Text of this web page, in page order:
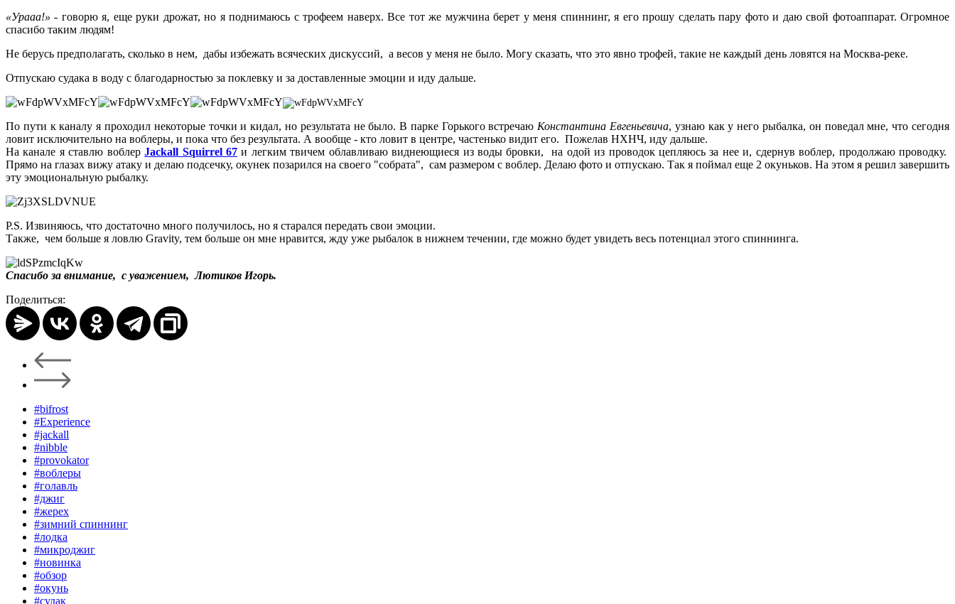
«Урааа!» - говорю я, еще руки дрожат, но я поднимаюсь с трофеем наверх. Все тот же мужчина берет у меня спиннинг, я его прошу сделать пару фото и даю свой фотоаппарат. Огромное
спасибо таким людям!
Не берусь предполагать, сколько в нем, дабы избежать всяческих дискуссий, а весов у меня не было. Могу сказать, что это явно трофей, такие не каждый день ловятся на Москва-реке.
Отпускаю судака в воду с благодарностью за поклевку и за доставленные эмоции и иду дальше.
По пути к каналу я проходил некоторые точки и кидал, но результата не было. В парке Горького встречаю Константина Евгеньевича, узнаю как у него рыбалка, он поведал мне, что сегодня
ловит исключительно на воблеры, и пока что без результата. А вообще - кто ловит в центре, частенько видит его. Пожелав НХНЧ, иду дальше.
На канале я ставлю воблерJackall Squirrel 67 и легким твичем облавливаю виднеющиеся из воды бровки, на одой из проводок цепляюсь за нее и, сдернув воблер, продолжаю проводку.
Прямо на глазах вижу атаку и делаю подсечку, окунек позарился на своего "собрата", сам размером с воблер. Делаю фото и отпускаю. Так я поймал еще 2 окуньков. На этом я решил завершить
эту эмоциональную рыбалку.
P.S. Извиняюсь, что достаточно много получилось, но я старался передать свои эмоции.
Также, чем больше я ловлю Gravity, тем больше он мне нравится, жду уже рыбалок в нижнем течении, где можно будет увидеть весь потенциал этого спиннинга.
Спасибо за внимание, с уважением, Лютиков Игорь.
Поделиться:
#bifrost
#Experience
#jackall
#nibble
#provokator
#воблеры
#голавль
#джиг
#жерех
#зимний спиннинг
#лодка
#микроджиг
#новинка
#обзор
#окунь
#судак